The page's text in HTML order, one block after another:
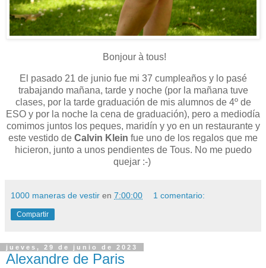
Bonjour à tous!
El pasado 21 de junio fue mi 37 cumpleaños y lo pasé
trabajando mañana, tarde y noche (por la mañana tuve
clases, por la tarde graduación de mis alumnos de 4º de
ESO y por la noche la cena de graduación), pero a mediodía
comimos juntos los peques, maridín y yo en un restaurante y
este vestido de Calvin Klein fue uno de los regalos que me
hicieron, junto a unos pendientes de Tous. No me puedo
quejar :-)
1000 maneras de vestir en 7:00:00 1 comentario:
Compartir
jueves, 29 de junio de 2023
Alexandre de Paris